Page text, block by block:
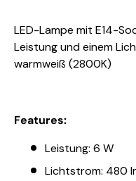
LED-Lampe mit E14-
Leistung und einem
warmweiß (2800K)
Features:
Leistung: 6 W
Lichtstrom: 480